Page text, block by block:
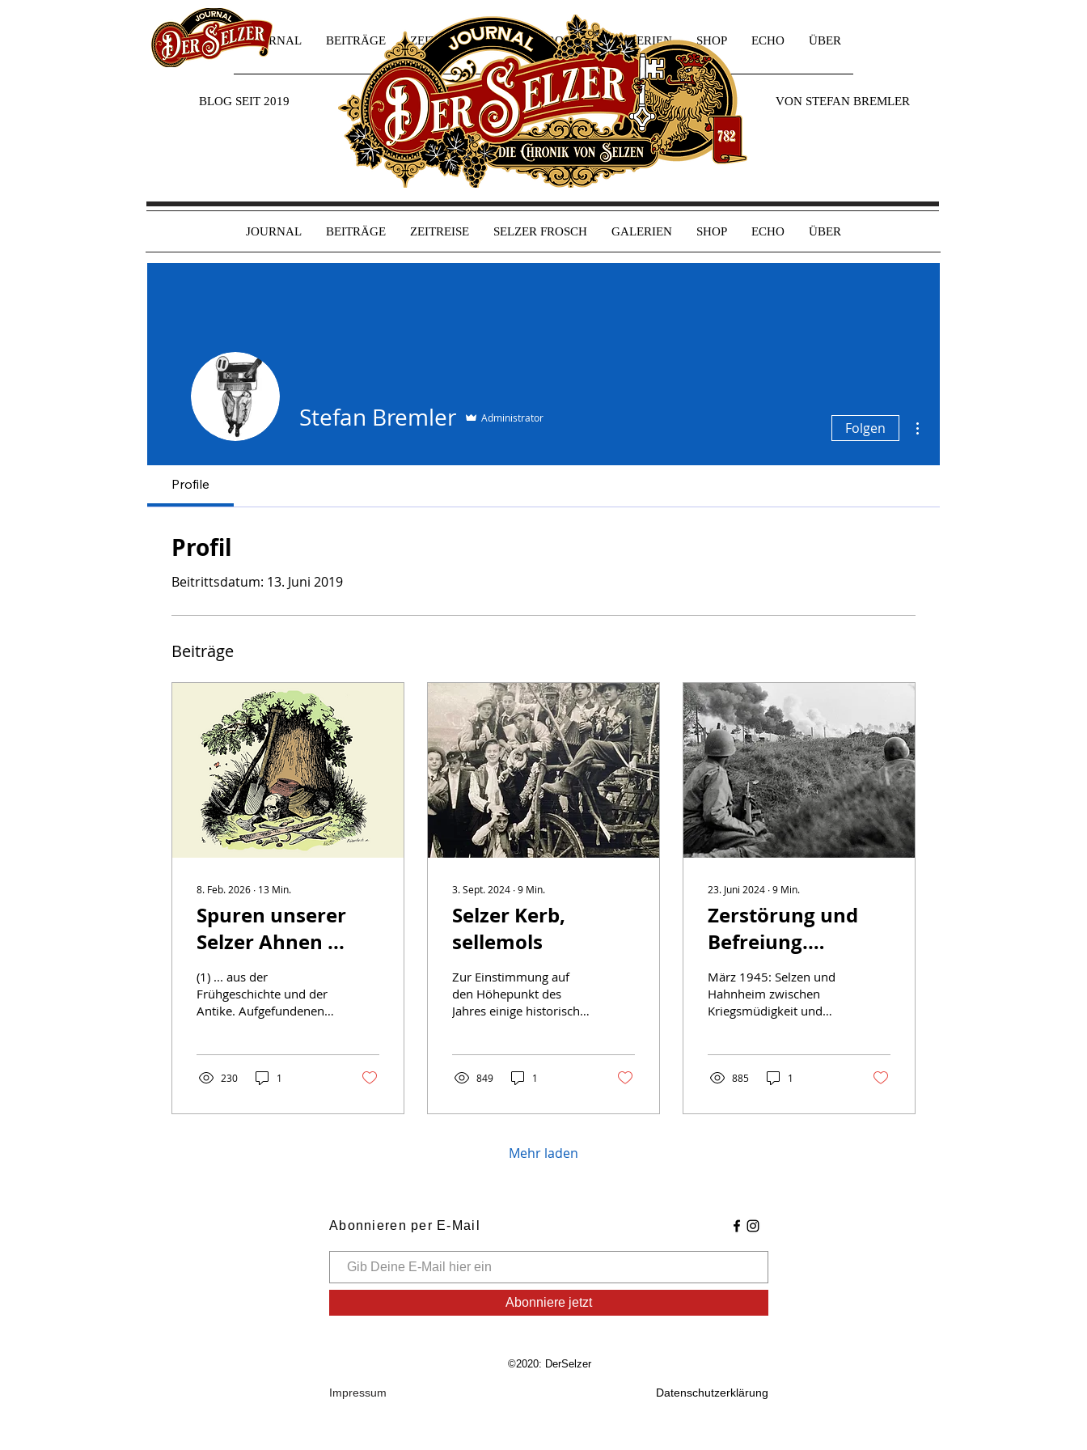
JOURNAL BEITRÄGE ZEITREISE SELZER FROSCH GALERIEN SHOP ECHO ÜBER
JOURNAL BEITRÄGE ZEITREISE SELZER FROSCH GALERIEN SHOP ECHO ÜBER
BLOG SEIT 2019 VON STEFAN BREMLER
Stefan Bremler Administrator
Folgen
Profile
Profil
Beitrittsdatum: 13. Juni 2019
Beiträge
8. Feb. 2026 ∙ 13 Min.
Spuren unserer
Selzer Ahnen ...
(1) ... aus der
Frühgeschichte und der
Antike. Aufgefundenen
Geschichte und
kleine Zeitreise zu den
230 1
3. Sept. 2024 ∙9 Min.
Selzer Kerb,
sellemols
Zur Einstimmung auf
den Höhepunkt des
Jahres einige historische
849 1
23. Juni 2024 ∙9 Min.
Zerstörung und
Befreiung.
Kriegsende in
Selzen und
Hahnheim
März 1945: Selzen und
Hahnheim zwischen
Kriegsmüdigkeit und
Kriegstage. (Teil 2)
885 1
Mehr laden
Abonnieren per E-Mail
Abonniere jetzt
©2020: DerSelzer
Impressum Datenschutzerklärung